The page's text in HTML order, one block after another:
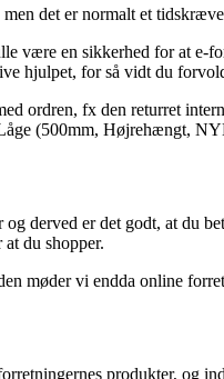
det er normalt et
være en sikkerhed for at e-
hjulpet, for så vidt du
ordren, fx den returret
(500mm, Højrehængt,
derved er det godt, at du
du shopper.
møder vi endda online
produkter, og